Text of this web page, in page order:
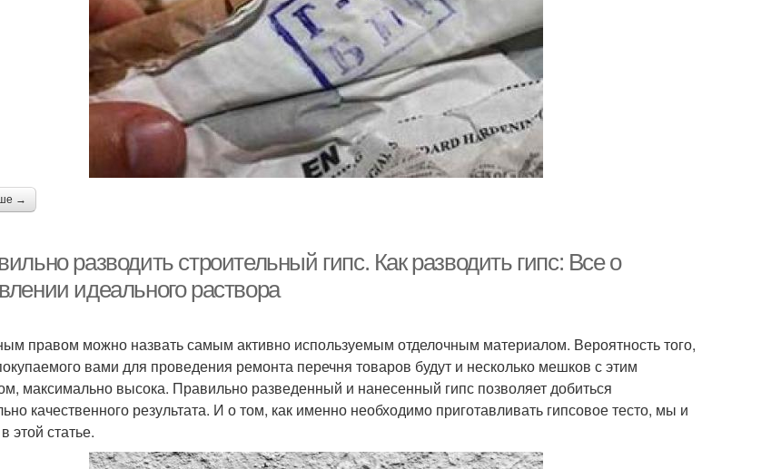
→
разводить строительный гипс. Как разводить гипс: Все о
идеального раствора
правом можно назвать самым активно используемым отделочным материалом. Вероятность того,
вами для проведения ремонта перечня товаров будут и несколько мешков с этим
максимально высока. Правильно разведенный и нанесенный гипс позволяет добиться
качественного результата. И о том, как именно необходимо приготавливать гипсовое тесто, мы и
этой статье.